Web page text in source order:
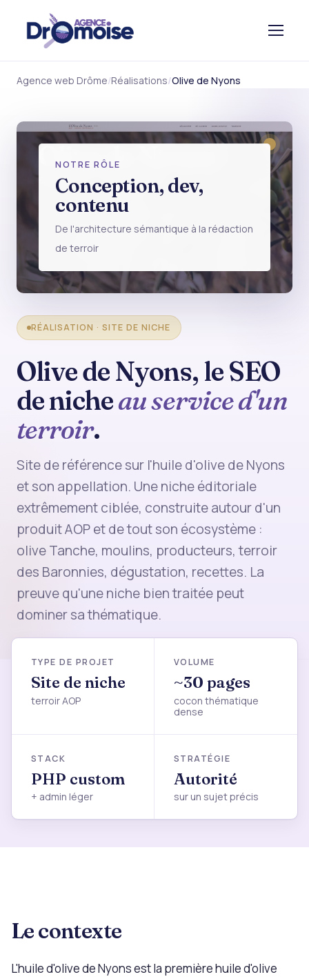
Agence web Drôme Réalisations Olive de Nyons
RÉALISATION · SITE DE NICHE
Olive de Nyons, le SEO
de nicheau service d'un
terroir.
Site de référence sur l'huile d'olive de Nyons
et son appellation. Une niche éditoriale
extrêmement ciblée, construite autour d'un
produit AOP et de tout son écosystème :
olive Tanche, moulins, producteurs, terroir
des Baronnies, dégustation, recettes. La
preuve qu'une niche bien traitée peut
dominer sa thématique.
Olive de Nyons
OLIVE-DE-NYONS.FR
NOTRE RÔLE
Conception, dev,
contenu
De l'architecture sémantique à la rédaction
de terroir
TYPE DE PROJET
Site de niche
terroir AOP
VOLUME
~30 pages
cocon thématique
dense
STACK
PHP custom
+ admin léger
STRATÉGIE
Autorité
sur un sujet précis
Le contexte
L'huile d'olive de Nyons est la première huile d'olive